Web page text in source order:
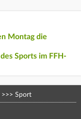
Montag die
Sports im FFH-
>>> Sport